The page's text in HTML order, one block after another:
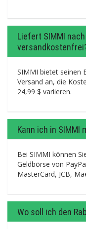
Liefert SIMMI
SIMMI bietet seinen
Versand an, die
24,99 $ variieren.
Kann ich in SIMMI
Bei SIMMI können
Geldbörse von
MasterCard, JCB,
Wo soll ich den